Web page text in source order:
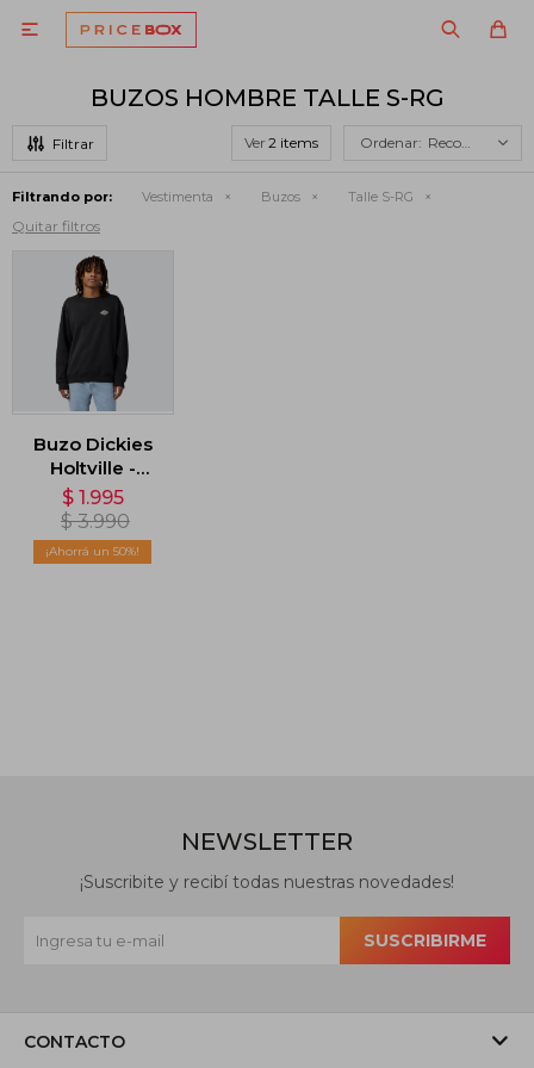

BUZOS HOMBRE TALLE S-RG
Ver Recomendados
Filtrando por: Vestimenta Buzos Talle S-RG
Quitar filtros
Buzo Dickies
Holtville -
Negro
$ 1.995
$ 3.990
50
CONTACTO
NEWSLETTER
¡Suscribite y recibí todas nuestras novedades!
SUSCRIBIRME